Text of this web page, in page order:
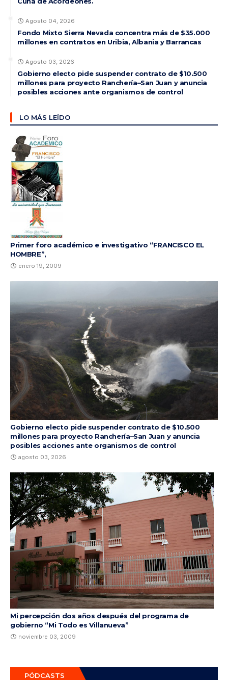
Agosto 04, 2026
Fondo Mixto Sierra Nevada concentra más de $35.000
millones en contratos en Uribia, Albania y Barrancas
Agosto 03, 2026
Gobierno electo pide suspender contrato de $10.500
millones para proyecto Ranchería–San Juan y anuncia
posibles acciones ante organismos de control
LO MÁS LEÍDO
Primer foro académico e investigativo “FRANCISCO EL
HOMBRE”,
enero 19, 2009
Gobierno electo pide suspender contrato de $10.500
millones para proyecto Ranchería–San Juan y anuncia
posibles acciones ante organismos de control
agosto 03, 2026
Mi percepción dos años después del programa de
gobierno “Mi Todo es Villanueva”
noviembre 03, 2009
PÓDCASTS